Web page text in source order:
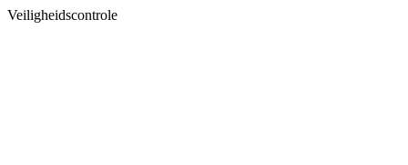
Veiligheidscontrole